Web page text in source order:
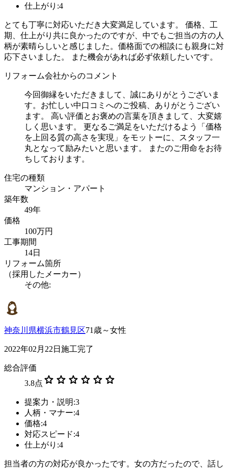
仕上がり:4
とても丁寧に対応いただき大変満足しています。 価格、工
期、仕上がり共に良かったのですが、中でもご担当の方の人
柄が素晴らしいと感じました。価格面での相談にも親身に対
応下さいました。 また機会があれば必ず依頼したいです。
リフォーム会社からのコメント
今回御縁をいただきまして、誠にありがとうございま
す。お忙しい中口コミへのご投稿、ありがとうござい
ます。 高い評価とお褒めの言葉を頂きまして、大変嬉
しく思います。 更なるご満足をいただけるよう「価格
を上回る質の高さを実現」をモットーに、スタッフ一
丸となって励みたいと思います。 またのご用命をお待
ちしております。
住宅の種類
マンション・アパート
築年数
49年
価格
100万円
工事期間
14日
リフォーム箇所
（採用したメーカー）
その他:
神奈川県横浜市鶴見区71歳～女性
2022年02月22日施工完了
総合評価
3.8点 star star star star star star
提案力・説明:3
人柄・マナー:4
価格:4
対応スピード:4
仕上がり:4
担当者の方の対応が良かったです。女の方だったので、話し